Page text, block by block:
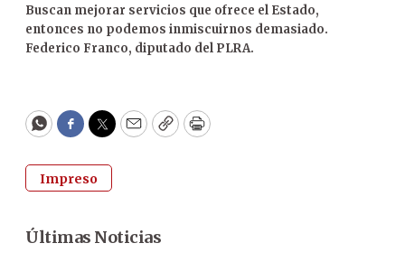
Buscan mejorar servicios que ofrece el Estado,
entonces no podemos inmiscuirnos demasiado.
Federico Franco, diputado del PLRA.
WhatsApp
Facebook
Twitter
EmailCopyPrint
Impreso
Últimas Noticias